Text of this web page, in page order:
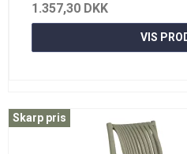
1.357,30 DKK
VIS
Skarp pris